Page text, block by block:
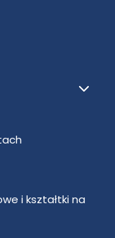
i kształtki na